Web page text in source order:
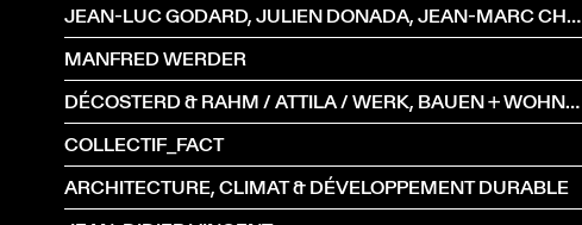
JEAN-LUC GODARD, JULIEN DONADA, JEAN-MARC CHAPOULIE
MANFRED WERDER
DÉCOSTERD & RAHM / ATTILA / WERK, BAUEN + WOHNEN
COLLECTIF_FACT
ARCHITECTURE, CLIMAT & DÉVELOPPEMENT DURABLE